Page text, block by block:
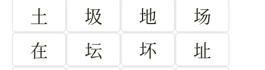
土 圾 地
场
在
坛 坏
址